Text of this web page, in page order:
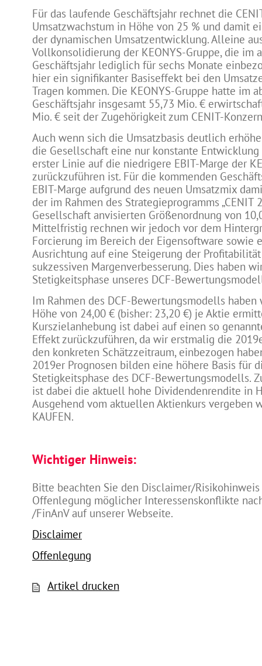
Für das laufende Geschäftsjahr rechnet die
Umsatzwachstum in Höhe von 25 % und damit
der dynamischen Umsatzentwicklung. Alleine
Vollkonsolidierung der KEONYS-Gruppe, die im
Geschäftsjahr lediglich für sechs Monate
hier ein signifikanter Basiseffekt bei den
Tragen kommen. Die KEONYS-Gruppe hatte im
Geschäftsjahr insgesamt 55,73 Mio. €
Mio. € seit der Zugehörigkeit zum CENIT-
Auch wenn sich die Umsatzbasis deutlich
die Gesellschaft eine nur konstante Entwicklung
erster Linie auf die niedrigere EBIT-Marge der
zurückzuführen ist. Für die kommenden
EBIT-Marge aufgrund des neuen Umsatzmix
der im Rahmen des Strategieprogramms „CENIT
Gesellschaft anvisierten Größenordnung von
Mittelfristig rechnen wir jedoch vor dem
Forcierung im Bereich der Eigensoftware sowie
Ausrichtung auf eine Steigerung der
sukzessiven Margenverbesserung. Dies haben
Stetigkeitsphase unseres DCF-
Im Rahmen des DCF-Bewertungsmodells
Höhe von 24,00 € (bisher: 23,20 €) je Aktie
Kurszielanhebung ist dabei auf einen so
Effekt zurückzuführen, da wir erstmalig die
den konkreten Schätzzeitraum, einbezogen
2019er Prognosen bilden eine höhere Basis für
Stetigkeitsphase des DCF-Bewertungsmodells.
ist dabei die aktuell hohe Dividendenrendite in
Ausgehend vom aktuellen Aktienkurs vergeben
KAUFEN.
Wichtiger Hinweis:
Bitte beachten Sie den Disclaimer/
Offenlegung möglicher Interessenskonflikte
/FinAnV auf unserer Webseite.
Disclaimer
Offenlegung
Artikel drucken